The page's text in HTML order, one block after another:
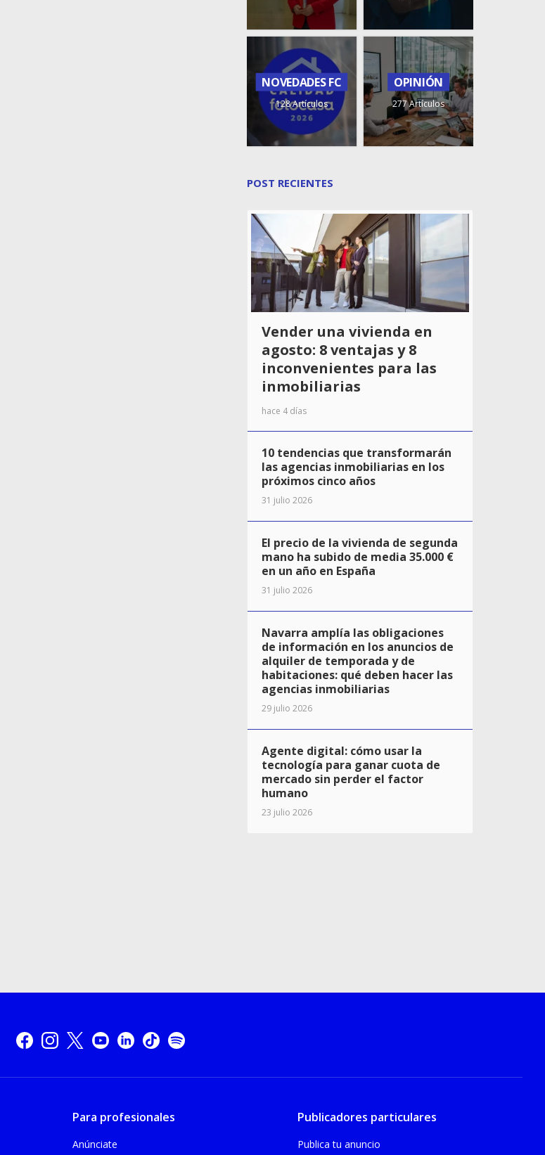
NOVEDADES FC
128 Artículos
OPINIÓN
277 Artículos
POST RECIENTES
Vender una vivienda en
agosto: 8 ventajas y 8
inconvenientes para las
inmobiliarias
hace 4 días
10 tendencias que transformarán
las agencias inmobiliarias en los
próximos cinco años
31 julio 2026
El precio de la vivienda de segunda
mano ha subido de media 35.000 €
en un año en España
31 julio 2026
Navarra amplía las obligaciones
de información en los anuncios de
alquiler de temporada y de
habitaciones: qué deben hacer las
agencias inmobiliarias
29 julio 2026
Agente digital: cómo usar la
tecnología para ganar cuota de
mercado sin perder el factor
humano
23 julio 2026
Para profesionales
Anúnciate
Publicadores particulares
Publica tu anuncio